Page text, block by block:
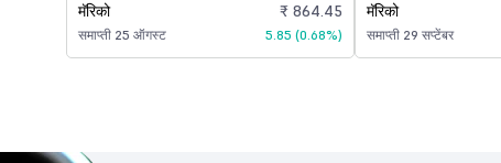
मॅरिको
समाप्ती 25 ऑगस्ट
₹ 864.45
5.85 (0.68%)
मॅरिको
समाप्ती 29 सप्टेंबर